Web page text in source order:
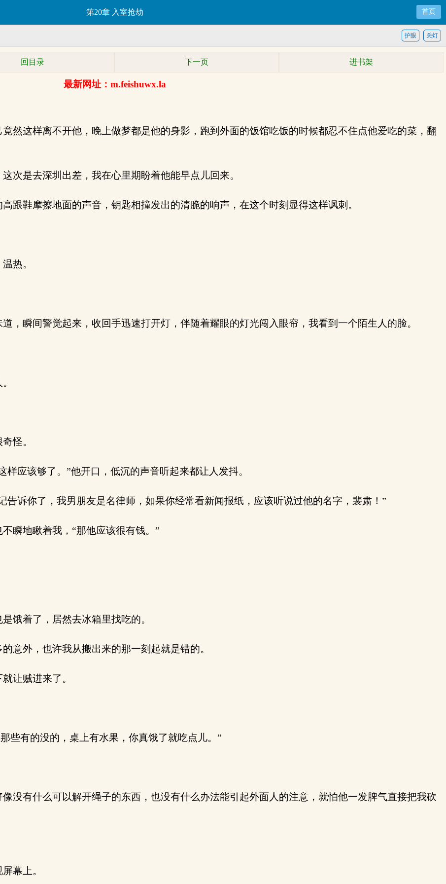
第20章 入室抢劫 首页
关灯
护眼
回目录 下一页 进书架
最新网址：m.feishuwx.la
然这样离不开他，晚上做梦都是他的身影，跑到外面的饭馆吃饭的时候都忍不住点他爱吃的菜，翻
次是去深圳出差，我在心里期盼着他能早点儿回来。
跟鞋摩擦地面的声音，钥匙相撞发出的清脆的响声，在这个时刻显得这样讽刺。
热。
，瞬间警觉起来，收回手迅速打开灯，伴随着耀眼的灯光闯入眼帘，我看到一个陌生人的脸。
怪。
应该够了。”他开口，低沉的声音听起来都让人发抖。
诉你了，我男朋友是名律师，如果你经常看新闻报纸，应该听说过他的名字，裴肃！”
瞬地瞅着我，“那他应该很有钱。”
饿着了，居然去冰箱里找吃的。
意外，也许我从搬出来的那一刻起就是错的。
让贼进来了。
些有的没的，桌上有水果，你真饿了就吃点儿。”
没有什么可以解开绳子的东西，也没有什么办法能引起外面人的注意，就怕他一发脾气直接把我砍
幕上。